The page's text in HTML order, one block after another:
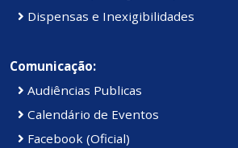
Dispensas e Inexigibilidades
Comunicação:
Audiências Publicas
Calendário de Eventos
Facebook (Oficial)